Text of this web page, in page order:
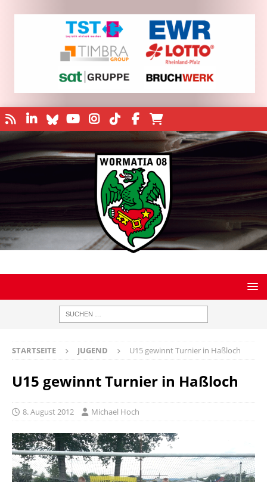
STARTSEITE JUGEND U15 gewinnt Turnier in Haßloch
U15 gewinnt Turnier in Haßloch
8. August 2012 Michael Hoch